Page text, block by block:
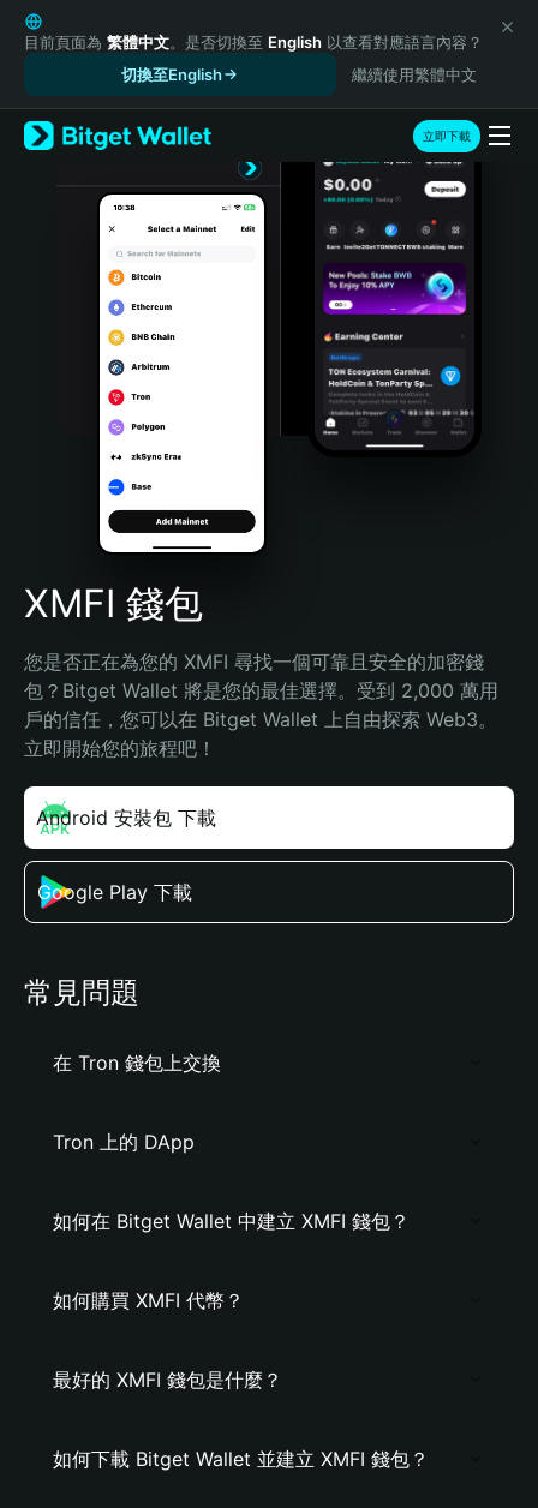
English
日本語
Русский
Español (Latinoamérica)
Türkçe
Português (Portugal)
Bahasa Indonesia
Português (Brasil)
Español (Argentina)
目前頁面為 繁體中文。是否切換至 English 以查看對應語言內容？
切換至English
繼續使用繁體中文
立即下載
XMFI 錢包
您是否正在為您的 XMFI 尋找一個可靠且安全的加密錢
包？Bitget Wallet 將是您的最佳選擇。受到 2,000 萬用
戶的信任，您可以在 Bitget Wallet 上自由探索 Web3。
立即開始您的旅程吧！
Android 安裝包 下載
Google Play 下載
常見問題
在 Tron 錢包上交換
Tron 上的 DApp
如何在 Bitget Wallet 中建立 XMFI 錢包？
如何購買 XMFI 代幣？
最好的 XMFI 錢包是什麼？
如何下載 Bitget Wallet 並建立 XMFI 錢包？